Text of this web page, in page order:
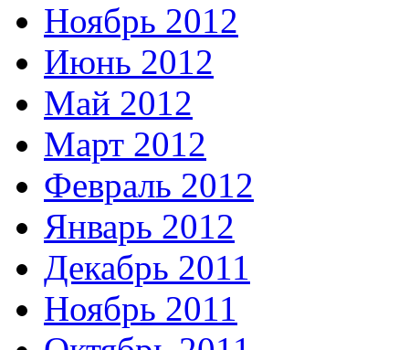
Ноябрь 2012
Июнь 2012
Май 2012
Март 2012
Февраль 2012
Январь 2012
Декабрь 2011
Ноябрь 2011